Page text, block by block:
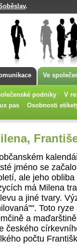
.
Ve
podniky
V
pas
Osobnosti
jméno se
ale jeho
má Milena
a jiné tvary.
Toto
a
českého
počtu